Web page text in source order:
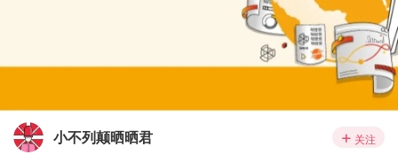
小不列颠晒晒君 关注